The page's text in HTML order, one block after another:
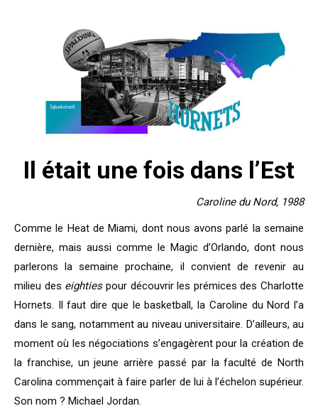
Il était une fois dans l’Est
Caroline du Nord, 1988
Comme le Heat de Miami, dont nous avons parlé la semaine
dernière, mais aussi comme le Magic d’Orlando, dont nous
parlerons la semaine prochaine, il convient de revenir au
milieu des eightiespour découvrir les prémices des Charlotte
Hornets. Il faut dire que le basketball, la Caroline du Nord l’a
dans le sang, notamment au niveau universitaire. D’ailleurs, au
moment où les négociations s’engagèrent pour la création de
la franchise, un jeune arrière passé par la faculté de North
Carolina commençait à faire parler de lui à l’échelon supérieur.
Son nom ? Michael Jordan.